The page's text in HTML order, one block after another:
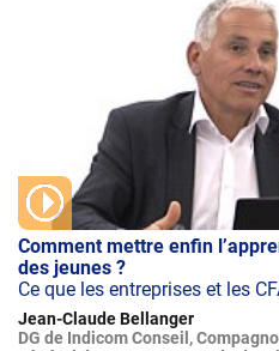
Comment mettre enfin
des jeunes ?
Ce que les entreprises et les
Jean-Claude Bellanger
DG de Indicom Conseil,